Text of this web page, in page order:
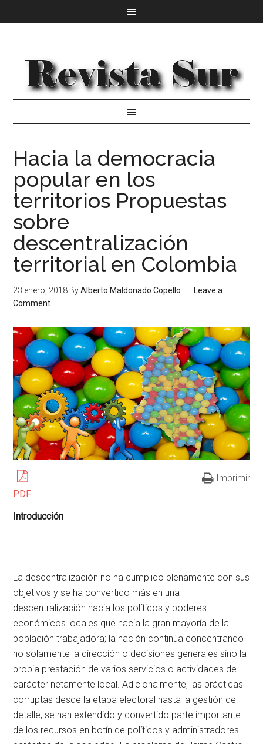
Hacia la democracia
popular en los
territorios Propuestas
sobre
descentralización
territorial en Colombia
23 enero, 2018 ByAlberto Maldonado Copello
Leave a
Comment
PDF
Imprimir
Introducción
La descentralización no ha cumplido plenamente con sus
objetivos y se ha convertido más en una
descentralización hacia los políticos y poderes
económicos locales que hacia la gran mayoría de la
población trabajadora; la nación continúa concentrando
no solamente la dirección o decisiones generales sino la
propia prestación de varios servicios o actividades de
carácter netamente local. Adicionalmente, las prácticas
corruptas desde la etapa electoral hasta la gestión de
detalle, se han extendido y convertido parte importante
de los recursos en botín de políticos y administradores